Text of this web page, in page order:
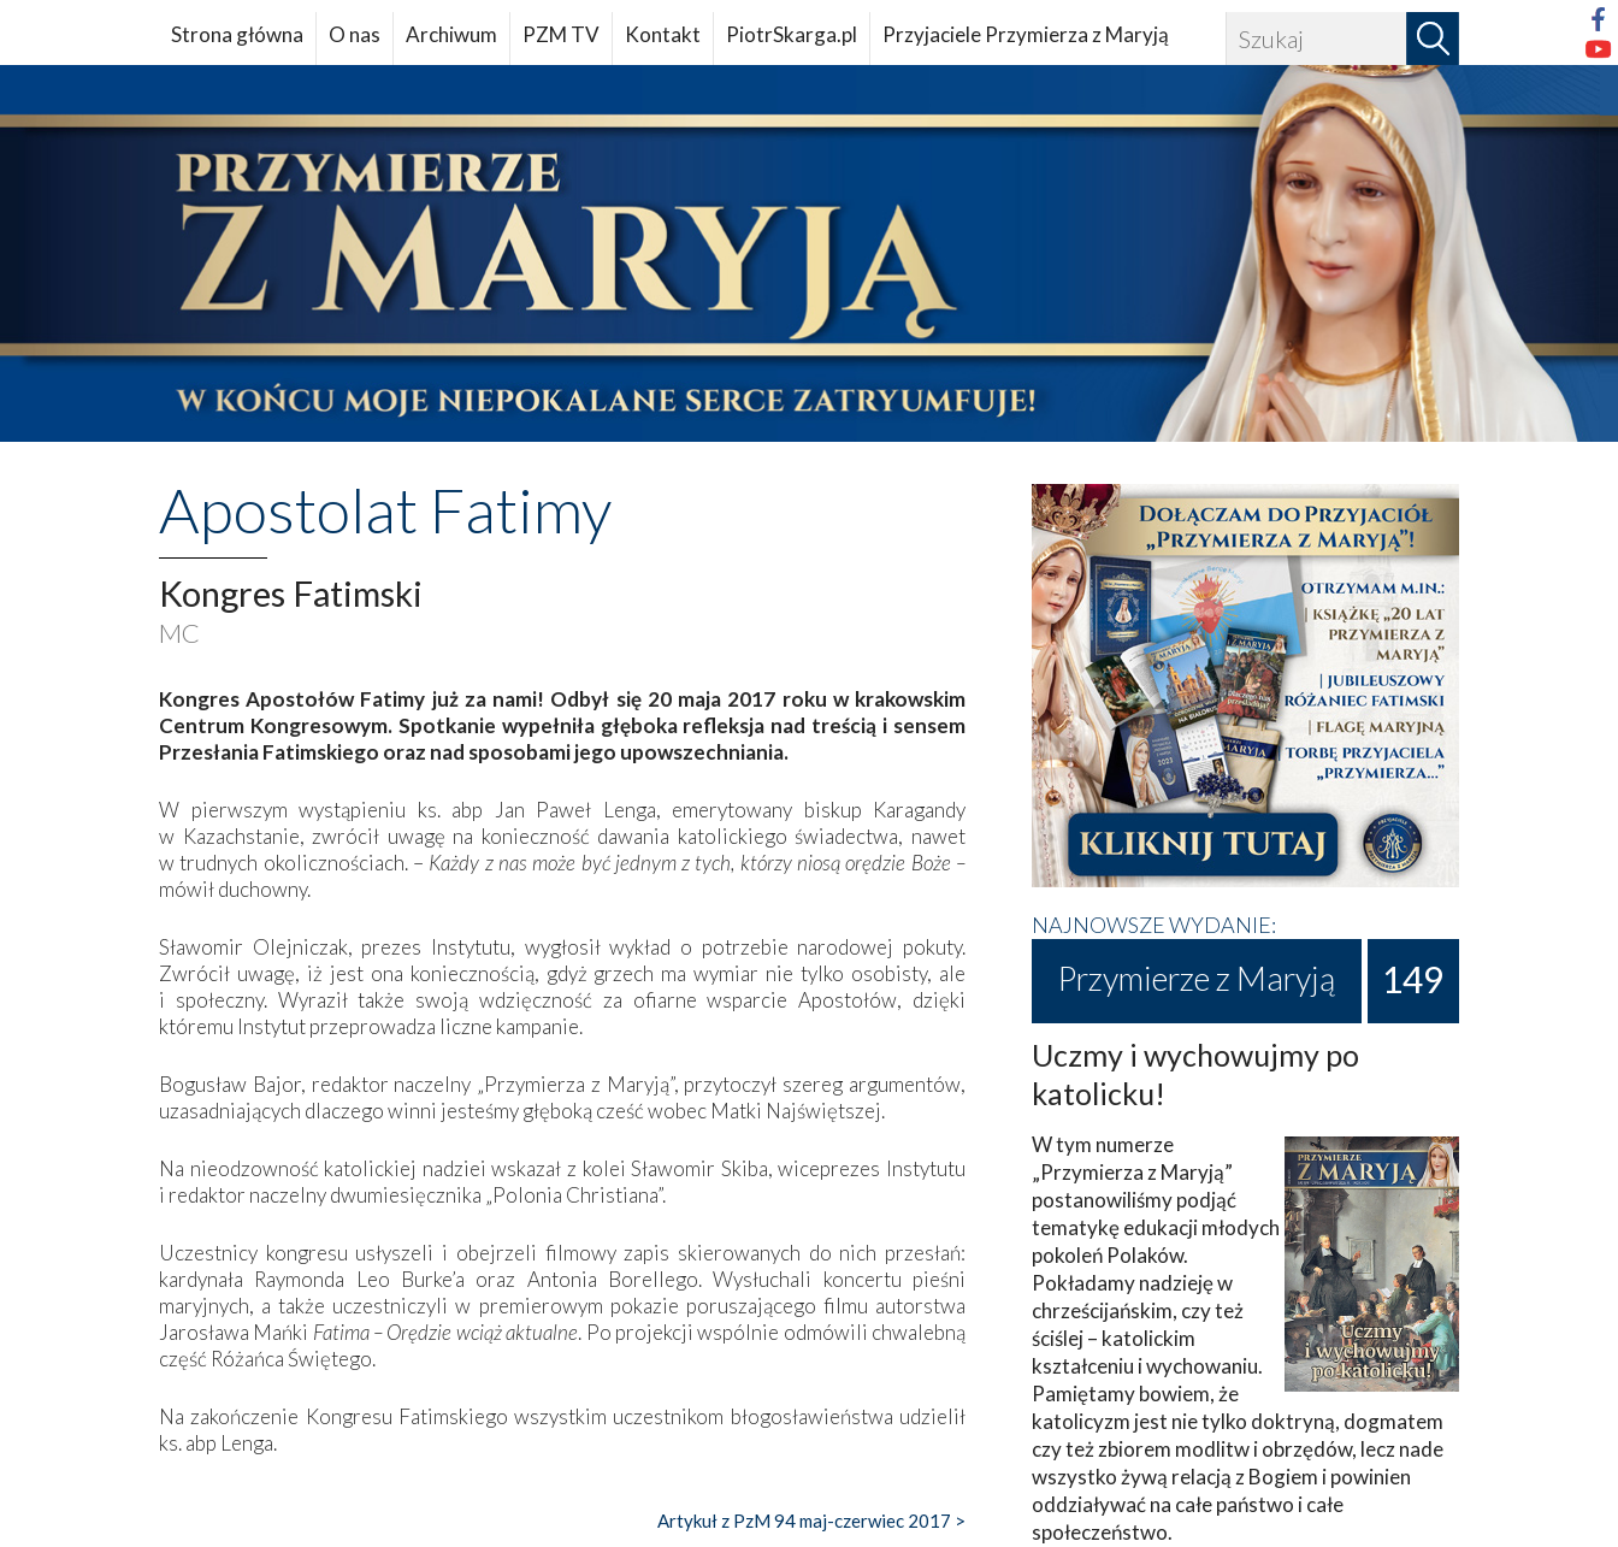
Strona główna O nas Archiwum PZM TV Kontakt PiotrSkarga.pl Przyjaciele Przymierza z Maryją
Apostolat Fatimy
Kongres Fatimski
MC
Kongres Apostołów Fatimy już za nami! Odbył się 20 maja 2017 roku w krakowskim
Centrum Kongresowym. Spotkanie wypełniła głęboka refleksja nad treścią i sensem
Przesłania Fatimskiego oraz nad sposobami jego upowszechniania.
W pierwszym wystąpieniu ks. abp Jan Paweł Lenga, emerytowany biskup Karagandy
w Kazachstanie, zwrócił uwagę na konieczność dawania katolickiego świadectwa, nawet
w trudnych okolicznościach. – Każdy z nas może być jednym z tych, którzy niosą orędzie Boże –
mówił duchowny.
Sławomir Olejniczak, prezes Instytutu, wygłosił wykład o potrzebie narodowej pokuty.
Zwrócił uwagę, iż jest ona koniecznością, gdyż grzech ma wymiar nie tylko osobisty, ale
i społeczny. Wyraził także swoją wdzięczność za ofiarne wsparcie Apostołów, dzięki
któremu Instytut przeprowadza liczne kampanie.
Bogusław Bajor, redaktor naczelny „Przymierza z Maryją”, przytoczył szereg argumentów,
uzasadniających dlaczego winni jesteśmy głęboką cześć wobec Matki Najświętszej.
Na nieodzowność katolickiej nadziei wskazał z kolei Sławomir Skiba, wiceprezes Instytutu
i redaktor naczelny dwumiesięcznika „Polonia Christiana”.
Uczestnicy kongresu usłyszeli i obejrzeli filmowy zapis skierowanych do nich przesłań:
kardynała Raymonda Leo Burke’a oraz Antonia Borellego. Wysłuchali koncertu pieśni
maryjnych, a także uczestniczyli w premierowym pokazie poruszającego filmu autorstwa
Jarosława Mańki Fatima – Orędzie wciąż aktualne. Po projekcji wspólnie odmówili chwalebną
część Różańca Świętego.
Na zakończenie Kongresu Fatimskiego wszystkim uczestnikom błogosławieństwa udzielił
ks. abp Lenga.
Artykuł z PzM 94 maj-czerwiec 2017 >
NAJNOWSZE WYDANIE:
Przymierze z Maryją 149
Uczmy i wychowujmy po
katolicku!
W tym numerze
„Przymierza z Maryją”
postanowiliśmy podjąć
tematykę edukacji młodych
pokoleń Polaków.
Pokładamy nadzieję w
chrześcijańskim, czy też
ściślej – katolickim
kształceniu i wychowaniu.
Pamiętamy bowiem, że
katolicyzm jest nie tylko doktryną, dogmatem
czy też zbiorem modlitw i obrzędów, lecz nade
wszystko żywą relacją z Bogiem i powinien
oddziaływać na całe państwo i całe
społeczeństwo.